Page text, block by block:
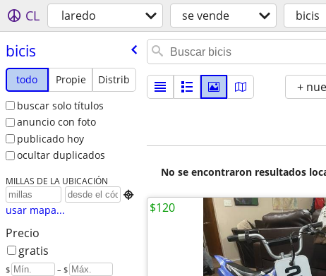
CL laredo se vende bicis
bicis
todo Propie
Distrib
buscar solo títulos
anuncio con foto
publicado hoy
ocultar duplicados
MILLAS DE LA UBICACIÓN

usar mapa...
Precio
gratis
$ – $
+
No se encontraron resultados
$120